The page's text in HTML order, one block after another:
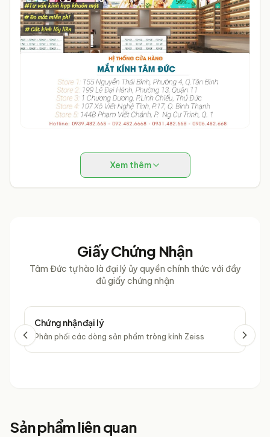
chuyền, cầu lông… vì nếu trường hợp bị ngã kính không
những gãy hỏng mà còn gây nguy hiểm cho bạn. - Khi
không dùng kính, cần cất trong hộp cứng hoặc túi vải
mềm và để ở chỗ hợp lý. - Không tự ý sửa chữa kính.
Xem thêm
Giấy Chứng Nhận
Tâm Đức tự hào là đại lý ủy quyền chính thức với đầy
đủ giấy chứng nhận
Chứng nhận đại lý
Phân phối các dòng sản phẩm tròng kính Zeiss
Sản phẩm liên quan